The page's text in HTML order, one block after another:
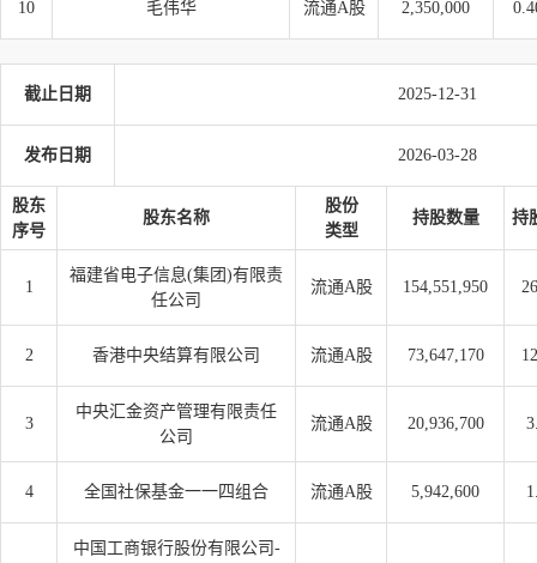
10 毛伟华 流通A股 2,350,000
截止日期 2025-12-31
发布日期 2026-03-28
股东
序号
股东名称
股份
类型
持股数量 持
1
福建省电子信息(集团)有限责
任公司
流通A股 154,551,950
2 香港中央结算有限公司 流通A股 73,647,170
3
中央汇金资产管理有限责任
公司
流通A股 20,936,700
4 全国社保基金一一四组合 流通A股 5,942,600
中国工商银行股份有限公司-